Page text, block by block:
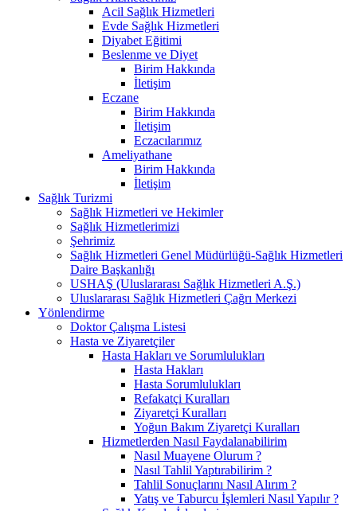
Acil Sağlık Hizmetleri
Evde Sağlık Hizmetleri
Diyabet Eğitimi
Beslenme ve Diyet
Birim Hakkında
İletişim
Eczane
Birim Hakkında
İletişim
Eczacılarımız
Ameliyathane
Birim Hakkında
İletişim
Sağlık Turizmi
Sağlık Hizmetleri ve Hekimler
Sağlık Hizmetlerimizi
Şehrimiz
Sağlık Hizmetleri Genel Müdürlüğü-Sağlık Hizmetleri
Daire Başkanlığı
USHAŞ (Uluslararası Sağlık Hizmetleri A.Ş.)
Uluslararası Sağlık Hizmetleri Çağrı Merkezi
Yönlendirme
Doktor Çalışma Listesi
Hasta ve Ziyaretçiler
Hasta Hakları ve Sorumlulukları
Hasta Hakları
Hasta Sorumlulukları
Refakatçi Kuralları
Ziyaretçi Kuralları
Yoğun Bakım Ziyaretçi Kuralları
Hizmetlerden Nasıl Faydalanabilirim
Nasıl Muayene Olurum ?​
Nasıl Tahlil Yaptırabilirim ?
Tahlil Sonuçlarını Nasıl Alırım ?
Yatış ve Taburcu İşlemleri Nasıl Yapılır ?